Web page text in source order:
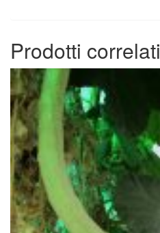
Prodotti correlati